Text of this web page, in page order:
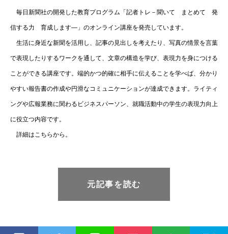
毎日新聞社の開発した教育プログラム「記者トレ－聞いて まとめて 発
信する力 育成します―」のオンライン講座を発売しています。
生活に身近な新聞を活用し、記事の見出しを考えたり、写真の情景を言葉
で表現したりするワークを通して、文章の構造を学び、表現力を身につける
ことができる講座です。端的かつ的確に相手に伝えることを学べば、分かり
やすい報告書の作成や円滑なコミュニケーションが達成できます。ライティ
ングや広報業務に関わるビジネスパーソン、就職活動中の学生の表現力向上
に役立つ内容です。
詳細はこちらから。
元記事を読む